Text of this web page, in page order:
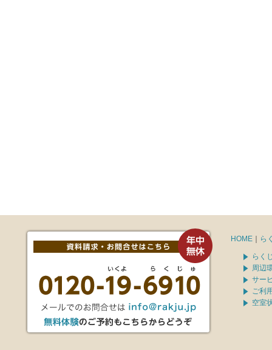
HOME ら
らく
周辺
サー
ご利
空室